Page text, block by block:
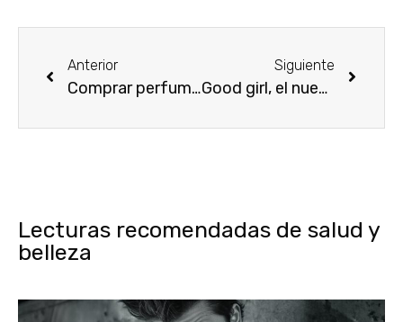
Anterior
Comprar perfumes adecuados para cada edad
Siguiente
Good girl, el nuevo perfume de Carolina Herrera
Lecturas recomendadas de salud y
belleza